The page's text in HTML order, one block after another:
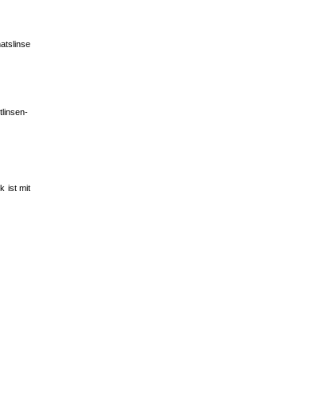
ist mit